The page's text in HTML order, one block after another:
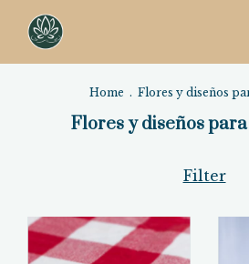
Home . Flores y diseños
Flores y diseños
Filter